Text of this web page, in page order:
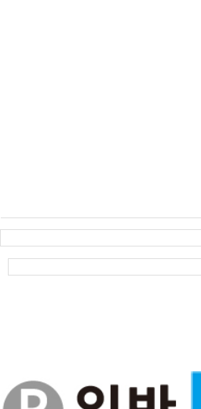
(급구) 정
(송파구)
인천 인천 계양
위례 태권